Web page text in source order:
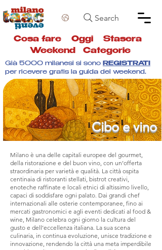
Search
Cosa fare Oggi Stasera
Weekend
Categorie
Già 5000 milanesi si sono REGISTRATI
per ricevere gratis la guida del weekend.
Cibo e vino
Milano è una delle capitali europee del gourmet,
della ristorazione e del buon vino, con un’offerta
straordinaria per varietà e qualità. La città ospita
centinaia di ristoranti stellati, bistrot creativi,
enoteche raffinate e locali etnici di altissimo livello,
capaci di soddisfare ogni palato. Dai grandi chef
internazionali alle osterie contemporanee, fino ai
mercati gastronomici e agli eventi dedicati al food &
wine, Milano celebra ogni giorno la cultura del
gusto e dell’eccellenza italiana. La sua scena
culinaria, in continua evoluzione, unisce tradizione e
innovazione, rendendo la città una meta imperdibile